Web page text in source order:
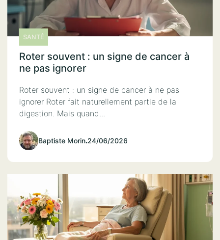
SANTÉ
Roter souvent : un signe de cancer à
ne pas ignorer
Roter souvent : un signe de cancer à ne pas
ignorer Roter fait naturellement partie de la
digestion. Mais quand...
Baptiste Morin.24/06/2026